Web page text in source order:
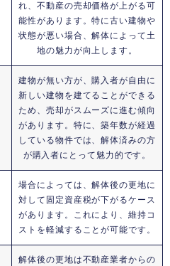
れ、不動産の売却価格が上がる可
能性があります。特に古い建物や
状態が悪い場合、解体によって土
地の魅力が向上します。
建物が無い方が、購入者が自由に
新しい建物を建てることができる
ため、売却がスムーズに進む傾向
があります。特に、築年数が経過
している物件では、解体済みの方
が購入者にとって魅力的です。
場合によっては、解体後の更地に
対して固定資産税が下がるケース
があります。これにより、維持コ
ストを軽減することが可能です。
解体後の更地は不動産業者からの